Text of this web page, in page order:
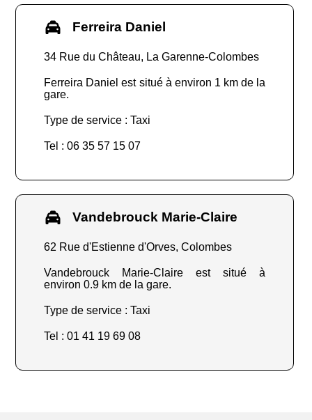
Ferreira Daniel
34 Rue du Château, La Garenne-Colombes
Ferreira Daniel est situé à environ 1 km de la
gare.
Type de service : Taxi
Tel : 06 35 57 15 07
Vandebrouck Marie-Claire
62 Rue d'Estienne d'Orves, Colombes
Vandebrouck Marie-Claire est situé à
environ 0.9 km de la gare.
Type de service : Taxi
Tel : 01 41 19 69 08